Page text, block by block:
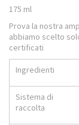
175 ml
Prova la nostra
abbiamo scelto
certificati
Ingredienti
Sistema di
raccolta